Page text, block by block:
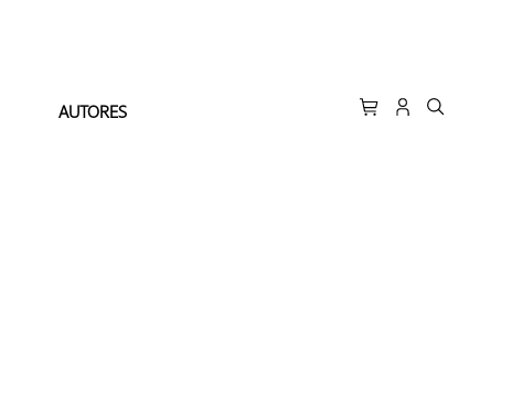
AUTORES